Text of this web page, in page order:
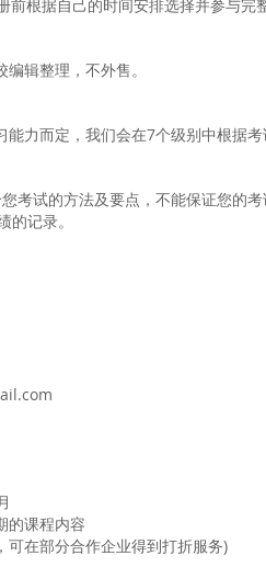
根据自己的时间安排选择并参与完
辑整理，不外售。
力而定，我们会在7个级别中根据
考试的方法及要点，不能保证您的
的记录。
的课程内容
可在部分合作企业得到打折服务)